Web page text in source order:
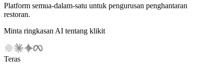
Platform semua-dalam-satu untuk pengurusan penghantaran
restoran.
Minta ringkasan AI tentang klikit
Teras